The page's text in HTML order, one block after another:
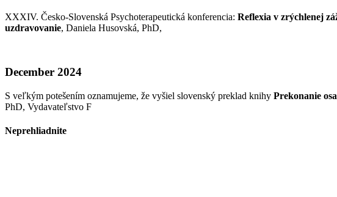
XXXIV. Česko-Slovenská Psychoterapeutická konferencia: Reflexia v zrýchlenej
uzdravovanie, Daniela Husovská, PhD,
December 2024
S veľkým potešením oznamujeme, že vyšiel slovenský preklad knihy Prekonanie
PhD, Vydavateľstvo F
Neprehliadnite